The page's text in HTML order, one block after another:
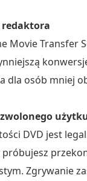
Movie Transfer
dla osób mniej
DVD jest
Zgrywanie